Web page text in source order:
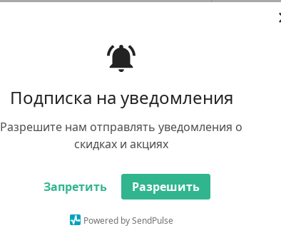
Подписка на уведомления
Разрешите нам отправлять уведомления о
скидках и акциях
Запретить Разрешить
Powered by SendPulse
14
+380